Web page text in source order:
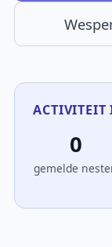
0
gemelde